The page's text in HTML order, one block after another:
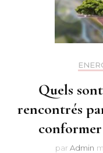
Quels
rencontrés
par Admin